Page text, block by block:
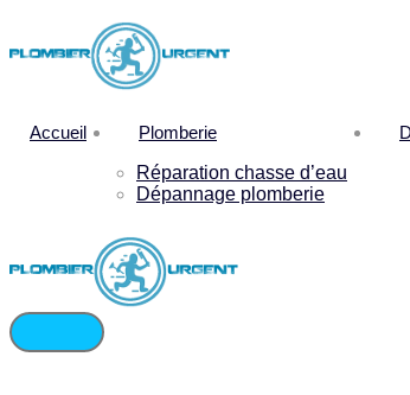
Accueil
Plomberie
Réparation chasse d’eau
Dépannage plomberie